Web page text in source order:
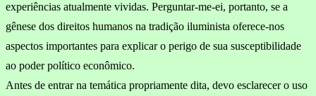
experiências atual­mente vividas. Perguntar-me-ei, portanto, se a
gênese dos direitos humanos na tradição iluminista oferece-nos
aspectos importantes para explicar o perigo de sua susceptibilidade
ao poder político econômico.
Antes de entrar na temática propriamente dita, devo esclarecer o uso